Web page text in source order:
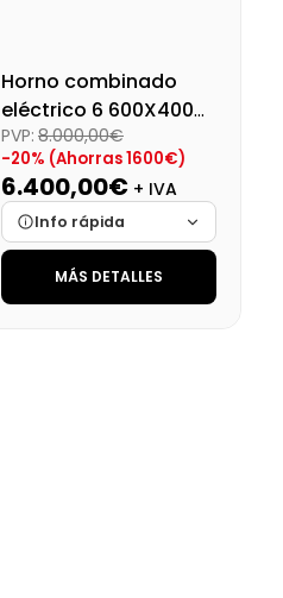
Horno combinado
eléctrico 6 600X400
Plus
PVP: 8.000,00€
-20% (Ahorras 1600€)
6.400,00€ + IVA
Info rápida
Marca
Cargando…
MÁS DETALLES